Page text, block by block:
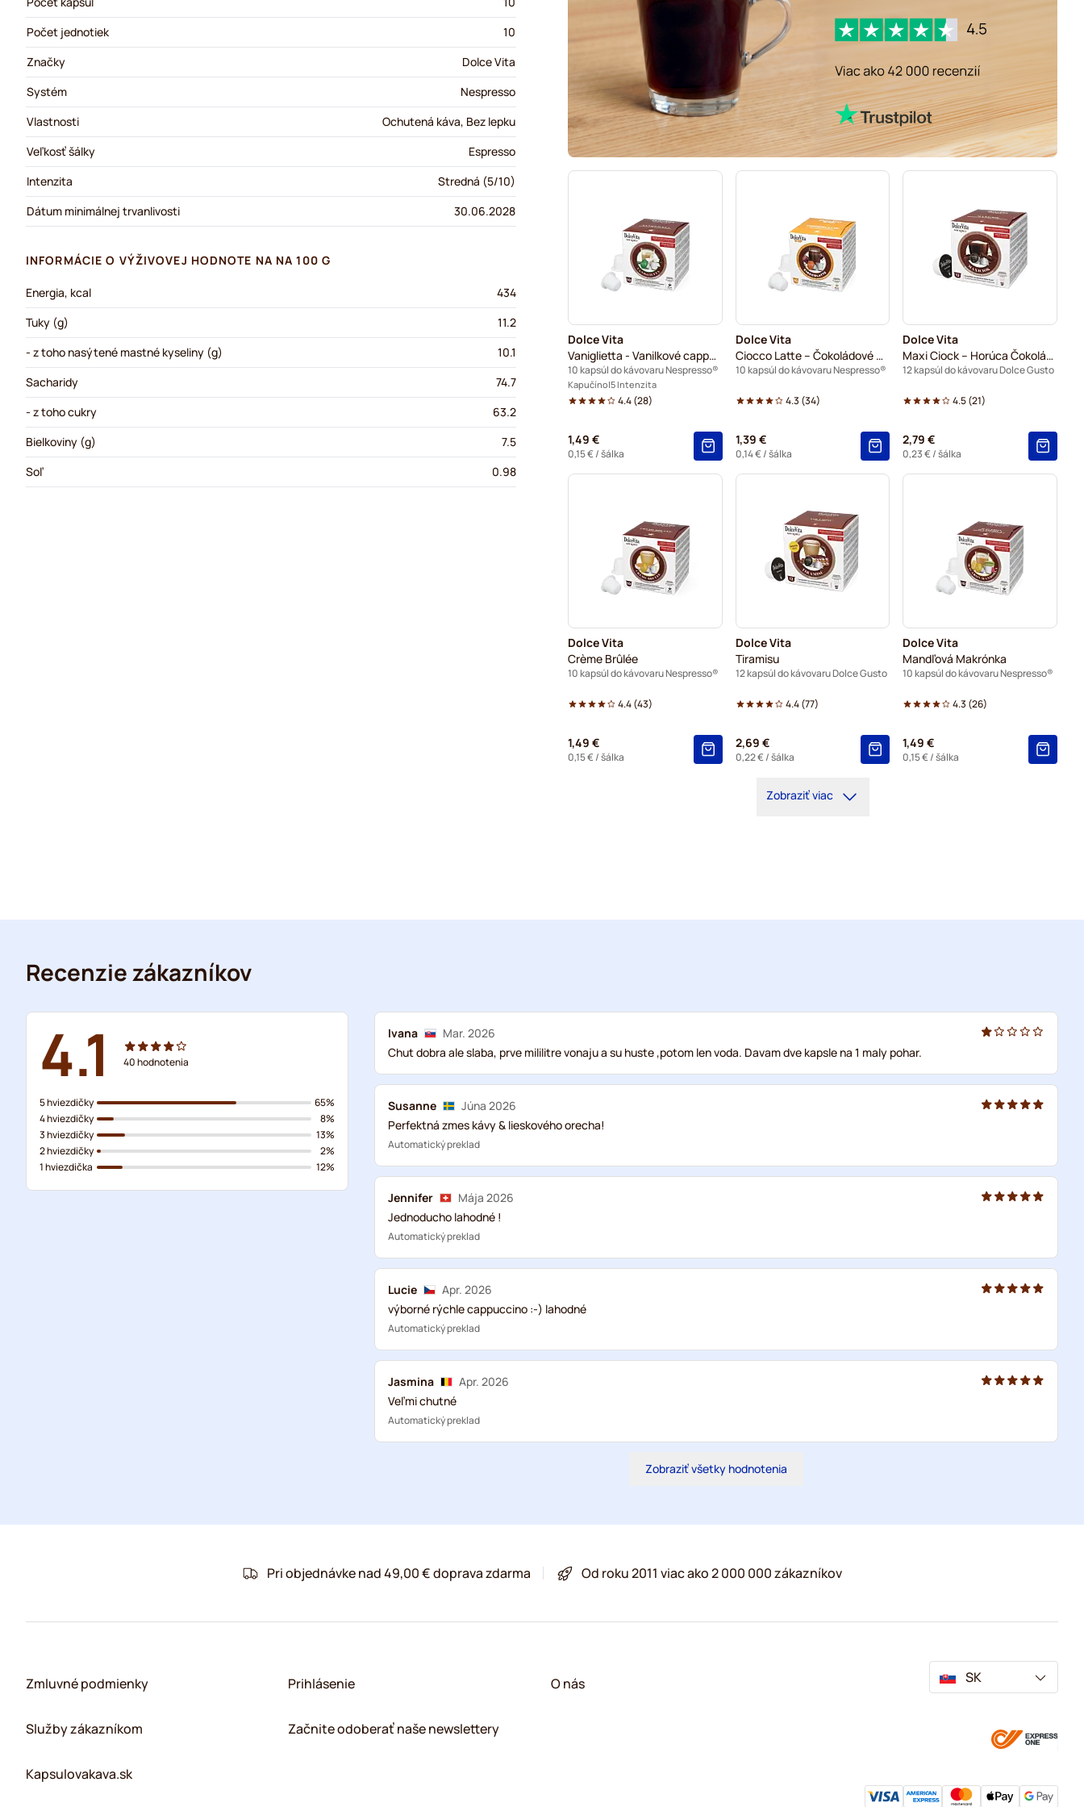
Dolce Vita
Vaniglietta - Vanilkové cappuccino
10 kapsúl do kávovaru Nespresso®
Kapučíno 5 Intenzita
4.4(28)
1,49 €
0,15 €/ šálka
Dolce Vita
Ciocco Latte – Čokoládové Mlieko
10 kapsúl do kávovaru Nespresso®
4.3 (34)
1,39 €
0,14 €/ šálka
Dolce Vita
Maxi Ciock – Horúca Čokoláda
12 kapsúl do kávovaru Dolce Gusto
4.5(21)
2,79 €
0,23 €/ šálka
Dolce Vita
Crème Brûlée
10 kapsúl do kávovaru Nespresso®
4.4(43)
1,49 €
0,15 €/ šálka
Dolce Vita
Tiramisu
12 kapsúl do kávovaru Dolce Gusto
4.4(77)
2,69 €
0,22 €/ šálka
Dolce Vita
Mandľová Makrónka
10 kapsúl do kávovaru Nespresso®
4.3 (26)
1,49 €
0,15 €/ šálka
Zobraziť viac
Počet jednotiek
10
Značky
Dolce Vita
Systém
Nespresso
Vlastnosti
Ochutená káva, Bez lepku
Veľkosť šálky
Espresso
Intenzita
Stredná (5/10)
Dátum minimálnej trvanlivosti
30.06.2028
INFORMÁCIE O VÝŽIVOVEJ HODNOTE NA NA 100 G
Energia, kcal
434
Tuky (g)
11.2
- z toho nasýtené mastné kyseliny (g)
10.1
Sacharidy
74.7
- z toho cukry
63.2
Bielkoviny (g)
7.5
Soľ
0.98
Recenzie zákazníkov
4.1 40hodnotenia
5 hviezdičky
4 hviezdičky
3 hviezdičky
2 hviezdičky
1 hviezdička
65%
8%
13%
2%
12%
Ivana
Mar. 2026
Chut dobra ale slaba, prve mililitre vonaju a su huste ,potom len voda. Davam dve kapsle na 1 maly pohar.
Susanne
Júna 2026
Perfektná zmes kávy & lieskového orecha!
Automatický preklad
Jennifer
Mája 2026
Jednoducho lahodné !
Automatický preklad
Lucie
Apr. 2026
výborné rýchle cappuccino :-) lahodné
Automatický preklad
Jasmina
Apr. 2026
Veľmi chutné
Automatický preklad
Zobraziť všetky hodnotenia
Pri objednávke nad 49,00 € doprava zdarma Od roku 2011 viac ako 2 000 000 zákazníkov
Zmluvné podmienky
Služby zákazníkom
Kapsulovakava.sk
Prihlásenie
Začnite odoberať naše newslettery
O nás SK